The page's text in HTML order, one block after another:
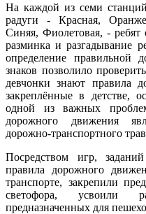
На каждой из семи
радуги - Красная,
Синяя, Фиолетовая, - ребят
разминка и разгадывание
определение правильной
знаков позволило
девчонки знают правила
закреплённые в детстве,
одной из важных
дорожного движения
дорожно-транспортного
Посредством игр,
правила дорожного
транспорте, закрепили
светофора, усвоили
предназначенных для